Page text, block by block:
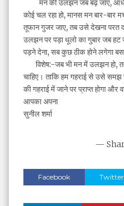
मन की उलझन जब बढ़ जाए, आंधी
कोई चल रहा हो, मानस मन बार-बार
तूफान गुजर जाए, तब उसे देखना परत
उलझन पर पड़ा धूलो का गुबार जब हट
पड़ने देना, सब कुछ ठीक होने लगेगा
विशेष:-जब भी मन में उलझन हो, तब
चाहिए। ताकि हम गहराई से उसे
की गहराई में जाने पर प्राप्त होगा और
आपका अपना
सुनील शर्मा
—
Facebook Twitter